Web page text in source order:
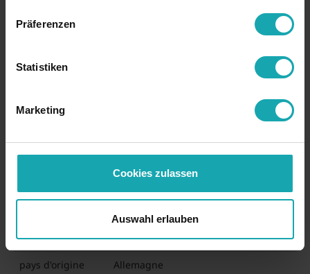
Präferenzen
Statistiken
Marketing
Cookies zulassen
Auswahl erlauben
RoHS
ancienne
référence
1620418-XXX
numéro tarifaire 39042200
pays d'origine Allemagne